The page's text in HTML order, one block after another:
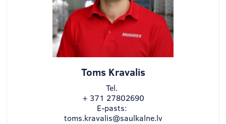
Toms Kravalis
Tel.
+ 371 27802690
E-pasts:
toms.kravalis@saulkalne.lv